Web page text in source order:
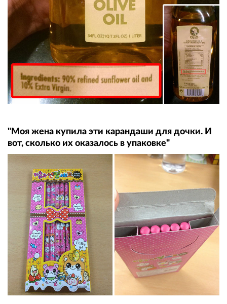
"Моя жена купила эти карандаши для дочки. И
вот, сколько их оказалось в упаковке"